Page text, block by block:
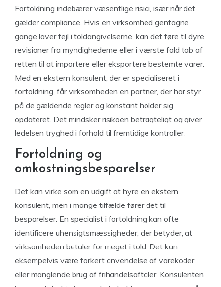
Fortoldning indebærer væsentlige risici, især når det
gælder compliance. Hvis en virksomhed gentagne
gange laver fejl i toldangivelserne, kan det føre til dyre
revisioner fra myndighederne eller i værste fald tab af
retten til at importere eller eksportere bestemte varer.
Med en ekstern konsulent, der er specialiseret i
fortoldning, får virksomheden en partner, der har styr
på de gældende regler og konstant holder sig
opdateret. Det mindsker risikoen betragteligt og giver
ledelsen tryghed i forhold til fremtidige kontroller.
Fortoldning og
omkostningsbesparelser
Det kan virke som en udgift at hyre en ekstern
konsulent, men i mange tilfælde fører det til
besparelser. En specialist i fortoldning kan ofte
identificere uhensigtsmæssigheder, der betyder, at
virksomheden betaler for meget i told. Det kan
eksempelvis være forkert anvendelse af varekoder
eller manglende brug af frihandelsaftaler. Konsulenten